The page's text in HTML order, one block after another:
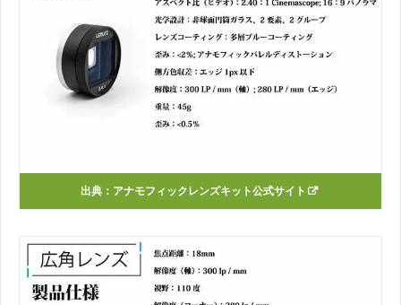
出典：アナモフィックレンズキット公式サイト